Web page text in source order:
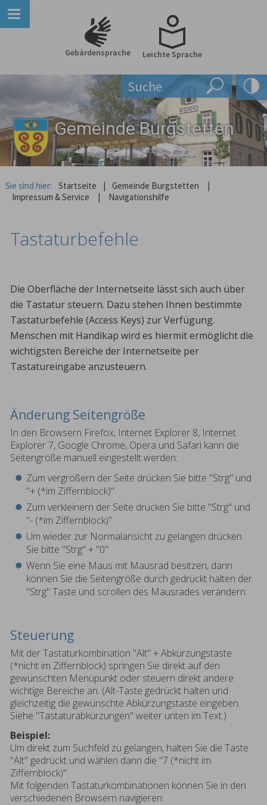
Gebärdensprache Leichte Sprache
Gemeinde Burgstetten
Sie sind hier: Startseite | Gemeinde Burgstetten
|
Impressum & Service
| Navigationshilfe
Tastaturbefehle
Die Oberfläche der Internetseite lässt sich auch über
die Tastatur steuern. Dazu stehen Ihnen bestimmte
Tastaturbefehle (Access Keys) zur Verfügung.
Menschen mit Handikap wird es hiermit ermöglicht die
wichtigsten Bereiche der Internetseite per
Tastatureingabe anzusteuern.
Änderung Seitengröße
In den Browsern Firefox, Internet Explorer 8, Internet
Explorer 7, Google Chrome, Opera und Safari kann die
Seitengröße manuell eingestellt werden:
Zum vergrößern der Seite drücken Sie bitte "Strg" und
"+ (*im Ziffernblock)"
Zum verkleinern der Seite drücken Sie bitte "Strg" und
"- (*im Ziffernblock)"
Um wieder zur Normalansicht zu gelangen drücken
Sie bitte "Strg" + "0"
Wenn Sie eine Maus mit Mausrad besitzen, dann
können Sie die Seitengröße durch gedrückt halten der
"Strg" Taste und scrollen des Mausrades verändern.
Steuerung
Mit der Tastaturkombination "Alt" + Abkürzungstaste
(*nicht im Ziffernblock) springen Sie direkt auf den
gewünschten Menüpunkt oder steuern direkt andere
wichtige Bereiche an. (Alt-Taste gedrückt halten und
gleichzeitig die gewünschte Abkürzungstaste eingeben.
Siehe "Tastaturabkürzungen" weiter unten im Text.)
Beispiel:
Um direkt zum Suchfeld zu gelangen, halten Sie die Taste
"Alt" gedrückt und wählen dann die "7 (*nicht im
Ziffernblock)".
Mit folgenden Tastaturkombinationen können Sie in den
verschiedenen Browsern navigieren: